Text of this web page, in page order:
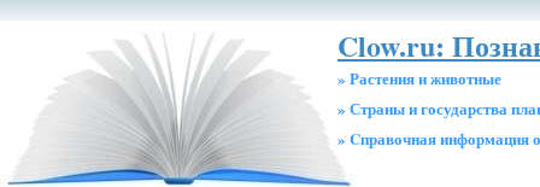
Clow.ru:
» Растения и животные
» Страны и государства
» Cправочная информация